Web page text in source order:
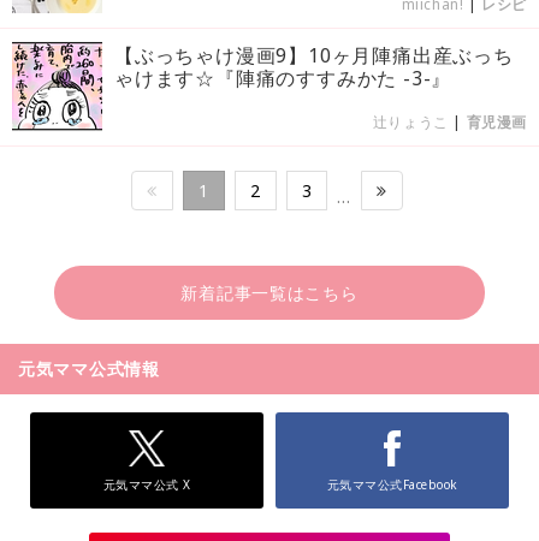
miichan! | レシピ
【ぶっちゃけ漫画9】10ヶ月陣痛出産ぶっち
ゃけます☆『陣痛のすすみかた -3-』
辻りょうこ | 育児漫画
1 2 3 …
新着記事一覧はこちら
元気ママ公式情報
元気ママ公式 X 元気ママ公式Facebook